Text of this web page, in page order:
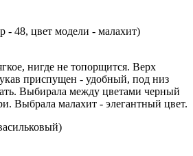
- 48, цвет модели - малахит)
нигде не топорщится. Верх
приспущен - удобный, под низ
Выбирала между цветами черный
Выбрала малахит - элегантный цвет.